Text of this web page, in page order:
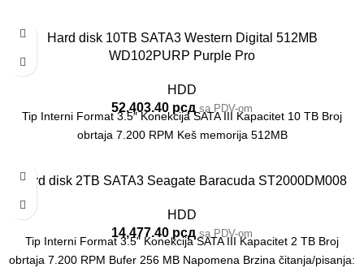
Hard disk 10TB SATA3 Western Digital 512MB
WD102PURP Purple Pro
HDD
52,403.40 рсд sa PDV-om
Tip Interni Format 3.5″ Konekcija SATA III Kapacitet 10 TB Broj
obrtaja 7.200 RPM Keš memorija 512MB
Hard disk 2TB SATA3 Seagate Baracuda ST2000DM008
HDD
14,477.40 рсд sa PDV-om
Tip Interni Format 3.5" Konekcija SATA III Kapacitet 2 TB Broj
obrtaja 7.200 RPM Bufer 256 MB Napomena Brzina čitanja/pisanja: